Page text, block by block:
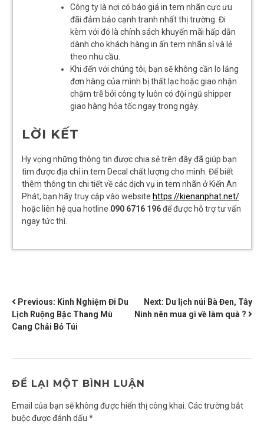
Công ty là nơi có báo giá in tem nhãn cực ưu
đãi đảm bảo cạnh tranh nhất thị trường. Đi
kèm với đó là chính sách khuyến mãi hấp dẫn
dành cho khách hàng in ấn tem nhãn sỉ và lẻ
theo nhu cầu.
Khi đến với chúng tôi, bạn sẽ không cần lo lắng
đơn hàng của mình bị thất lạc hoặc giao nhận
chậm trễ bởi công ty luôn có đội ngũ shipper
giao hàng hỏa tốc ngay trong ngày.
LỜI KẾT
Hy vọng những thông tin được chia sẻ trên đây đã giúp bạn
tìm được địa chỉ in tem Decal chất lượng cho mình. Để biết
thêm thông tin chi tiết về các dịch vụ in tem nhãn ở Kiến An
Phát, bạn hãy truy cập vào website https://kienanphat.net/
hoặc liên hệ qua hotline 090 6716 196để được hỗ trợ tư vấn
ngay tức thì.
ĐIỀU
HƯỚNG
VIẾT
Previous: Kinh Nghiệm Đi Du
Lịch Ruộng Bậc Thang Mù
Cang Chải Bỏ Túi
Next: Du lịch núi Bà Đen, Tây
Ninh nên mua gì về làm quà ?
ĐỂ LẠI MỘT BÌNH LUẬN
Email của bạn sẽ không được hiển thị công khai. Các trường bắt
buộc được đánh dấu *